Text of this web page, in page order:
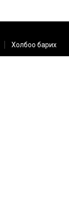
Холбоо барих